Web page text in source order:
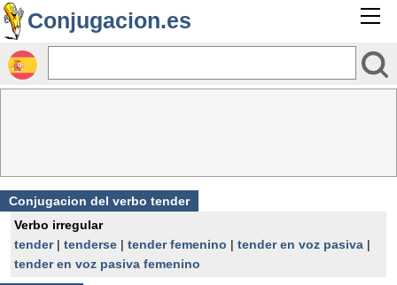
Conjugacion.es
Conjugacion del verbo tender
Verbo irregular
tender| tenderse | tender femenino | tender en voz pasiva |
tender en voz pasiva femenino